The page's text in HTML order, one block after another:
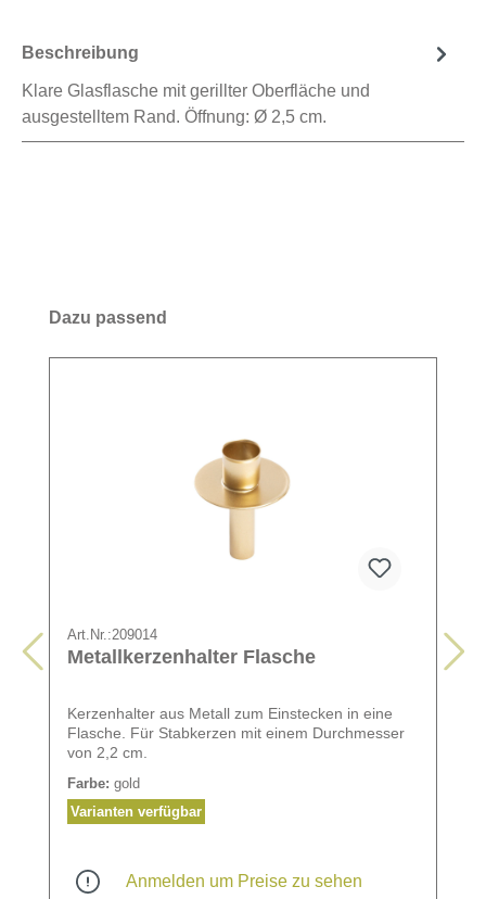
Beschreibung
Klare Glasflasche mit gerillter Oberfläche und
ausgestelltem Rand. Öffnung: Ø 2,5 cm.
Dazu passend
Art.Nr.:209014
Metallkerzenhalter Flasche
Kerzenhalter aus Metall zum Einstecken in eine
Flasche. Für Stabkerzen mit einem Durchmesser
von 2,2 cm.
Farbe: gold
Varianten verfügbar
Anmelden um Preise zu sehen